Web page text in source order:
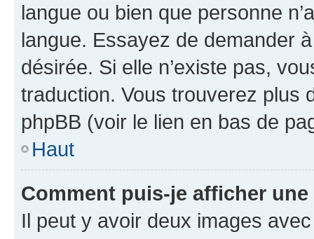
langue ou bien que personne
langue. Essayez de demander
désirée. Si elle n’existe pas,
traduction. Vous trouverez plus
phpBB (voir le lien en bas de
Haut
Comment puis-je afficher
Il peut y avoir deux images